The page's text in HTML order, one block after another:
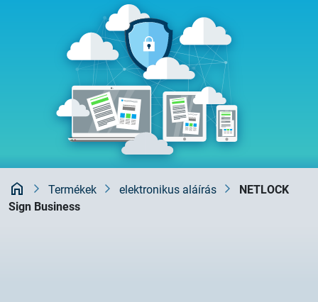
dokumentumtár
kapcsolat
Rendszerfrissítés
Rendszerfrissítés
Fontos tájékoztató – Certum tanúsítványok
érvényességi idejének változása
Kezdőlap
Termékek elektronikus aláírás
NETLOCK
Sign Business